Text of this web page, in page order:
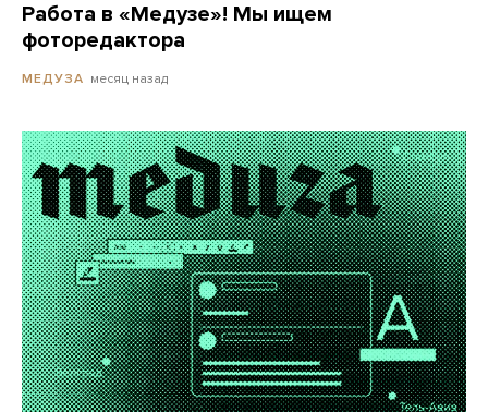
Работа в «Медузе»! Мы ищем
фоторедактора
МЕДУЗА месяц назад